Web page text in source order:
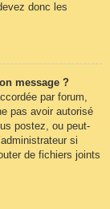
donc les
message ?
par forum,
pas avoir autorisé
postez, ou peut-
si
de fichiers joints